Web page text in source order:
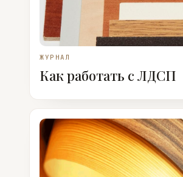
ЖУРНАЛ
Как работать с ЛДСП